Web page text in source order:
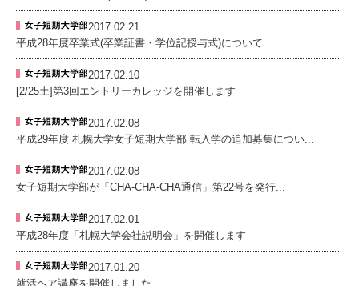
2017.02.21
平成28年度卒業式(卒業証書・学位記授与式)について
2017.02.10
[2/25土]第3回エントリーカレッジを開催します
2017.02.08
平成29年度 札幌大学女子短期大学部 転入学の追加募集につい...
2017.02.08
女子短期大学部が「CHA-CHA-CHA通信」第22号を発行...
2017.02.01
平成28年度「札幌大学会社説明会」を開催します
2017.01.20
就活ヘア講座を開催しました